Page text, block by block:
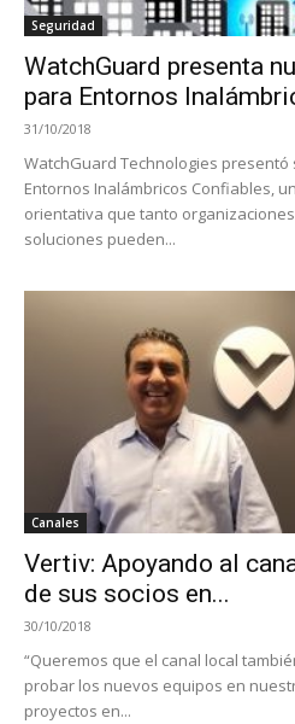
Seguridad
WatchGuard presenta
para Entornos
31/10/2018
WatchGuard Technologies
Entornos Inalámbricos Confiables,
orientativa que tanto
soluciones pueden...
Canales
Vertiv: Apoyando al
de sus socios en...
30/10/2018
“Queremos que el canal local
probar los nuevos equipos en
proyectos en...